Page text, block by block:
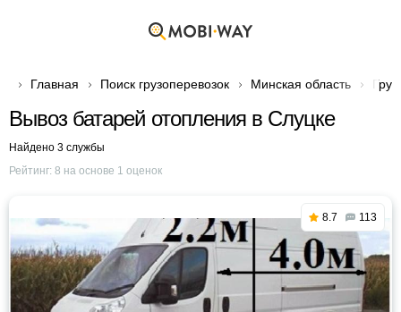
Главная Поиск грузоперевозок Минская область
Вывоз батарей отопления в Слуцке
Найдено 3 службы
Рейтинг: 8 на основе 1 оценок
8.7 113